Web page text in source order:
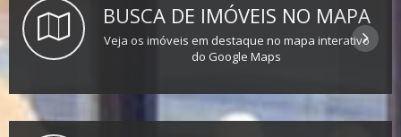
BUSCA DE IMÓVEIS NO MAPA
Veja os imóveis em destaque no mapa interativo
do Google Maps